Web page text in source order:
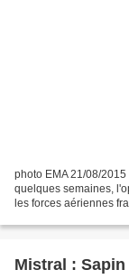
photo EMA 21/08/
quelques semaines,
les forces aériennes
Mistral :